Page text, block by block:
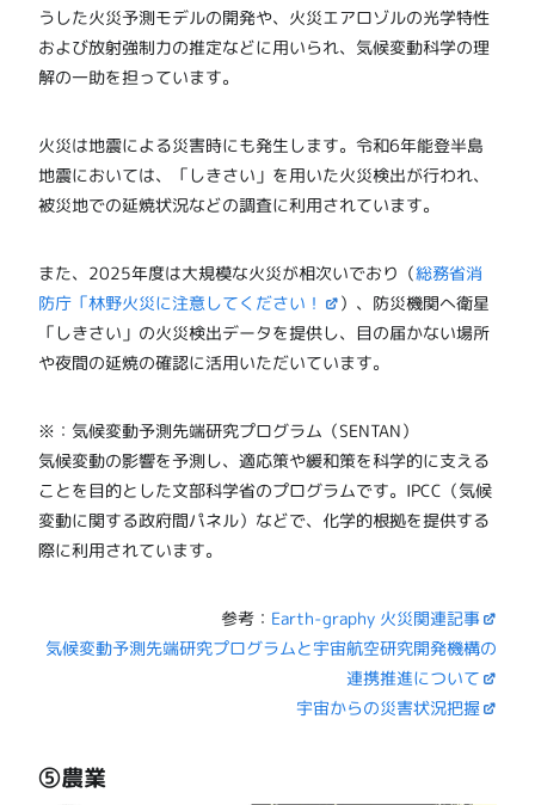
うした火災予測モデルの開発や、火災エアロゾルの光学特性
および放射強制力の推定などに用いられ、気候変動科学の理
解の一助を担っています。
火災は地震による災害時にも発生します。令和6年能登半島
地震においては、「しきさい」を用いた火災検出が行われ、
被災地での延焼状況などの調査に利用されています。
また、2025年度は大規模な火災が相次いでおり（総務省消
防庁「林野火災に注意してください！
）、防災機関へ衛星
「しきさい」の火災検出データを提供し、目の届かない場所
や夜間の延焼の確認に活用いただいています。
※：気候変動予測先端研究プログラム（SENTAN）
気候変動の影響を予測し、適応策や緩和策を科学的に支える
ことを目的とした文部科学省のプログラムです。IPCC（気候
変動に関する政府間パネル）などで、化学的根拠を提供する
際に利用されています。
参考： Earth-graphy 火災関連記事
気候変動予測先端研究プログラムと宇宙航空研究開発機構の
連携推進について
宇宙からの災害状況把握
⑤農業